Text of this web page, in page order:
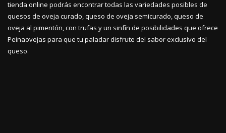
tienda online podrás encontrar todas las variedades posibles de
quesos de oveja curado, queso de oveja semicurado, queso de
oveja al pimentón, con trufas y un sinfín de posibilidades que ofrece
Peinaovejas para que tu paladar disfrute del sabor exclusivo del
queso.